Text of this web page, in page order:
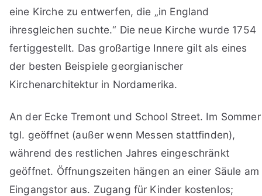
eine Kirche zu entwerfen, die „in England
ihresgleichen suchte.“ Die neue Kirche wurde 1754
fertiggestellt. Das großartige Innere gilt als eines
der besten Beispiele georgianischer
Kirchenarchitektur in Nordamerika.
An der Ecke Tremont und School Street. Im Sommer
tgl. geöffnet (außer wenn Messen stattfinden),
während des restlichen Jahres eingeschränkt
geöffnet. Öffnungszeiten hängen an einer Säule am
Eingangstor aus. Zugang für Kinder kostenlos;